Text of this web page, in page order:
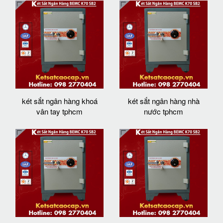
két sắt ngân hàng khoá
vân tay tphcm
két sắt ngân hàng nhà
nước tphcm